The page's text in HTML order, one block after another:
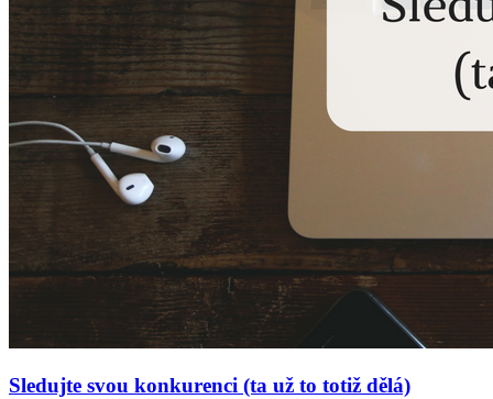
Sledujte svou konkurenci (ta už to totiž dělá)